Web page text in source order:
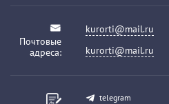
Почтовые
адреса:
kurorti@mail.ru
kurorti@mail.ru
telegram